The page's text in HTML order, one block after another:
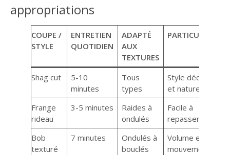
appropriations
COUPE /
STYLE
ENTRETIEN
QUOTIDIEN
ADAPTÉ
AUX
TEXTURES
PARTICULARITÉ
Shag cut
5-10
minutes
Tous
types
Style décoiffé
et naturel
Frange
rideau
3-5 minutes
Raides à
ondulés
Facile à
repasser
Bob
texturé
7 minutes
Ondulés à
bouclés
Volume et
mouvement